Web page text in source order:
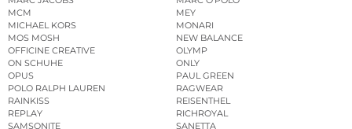
MCM
MEY
MICHAEL KORS
MONARI
MOS MOSH
NEW BALANCE
OFFICINE CREATIVE
OLYMP
ON SCHUHE
ONLY
OPUS
PAUL GREEN
POLO RALPH LAUREN
RAGWEAR
RAINKISS
REISENTHEL
REPLAY
RICHROYAL
SAMSONITE
SANETTA